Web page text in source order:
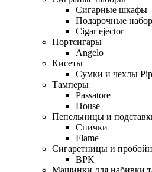
Сигарные шкафы
Подарочные
Cigar ejector
Портсигары
Angelo
Кисеты
Сумки и чехлы
Тамперы
Passatore
House
Пепельницы и
Спички
Flame
Сигаретницы и
BPK
Машинки для набивки